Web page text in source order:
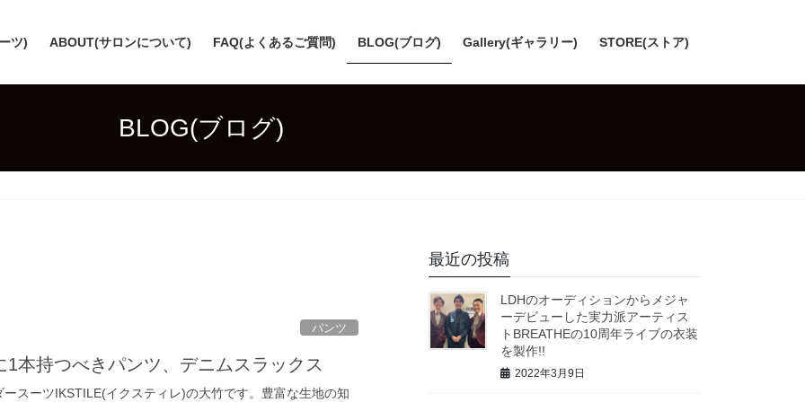
ツ) ABOUT(サロンについて) FAQ(よくあるご質問) BLOG(ブログ) Gallery(ギャラリー) STORE(ストア)
BLOG(ブログ)
パンツ
1本持つべきパンツ、デニムスラックス
スーツIKSTILE(イクスティレ)の大竹です。豊富な生地の知
最近の投稿
LDHのオーディションからメジャ
ーデビューした実力派アーティス
トBREATHEの10周年ライブの衣装
を製作!!
2022年3月9日